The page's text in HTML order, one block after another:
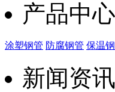
产品中心
涂塑钢管 防腐钢管 保温
新闻资讯